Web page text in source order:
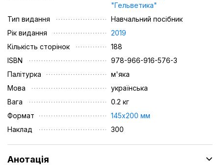
"Гельветика"
Тип видання
Навчальний посібник
Рік видання
2019
Кількість сторінок
188
ISBN
978-966-916-576-3
Палітурка
м'яка
Мова
українська
Вага
0.2 кг
Формат
145х200 мм
Наклад
300
Анотація